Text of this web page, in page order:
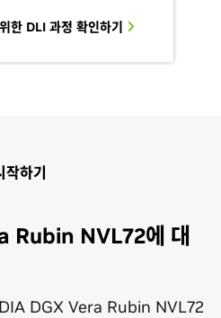
한 DLI 과정 확인하기
작하기
Rubin NVL72에 대
DGX Vera Rubin NVL72